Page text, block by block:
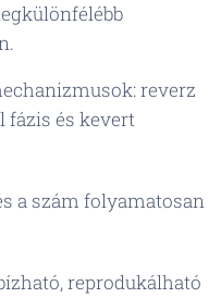
reverz
fázis és kevert
a szám folyamatosan
reprodukálható